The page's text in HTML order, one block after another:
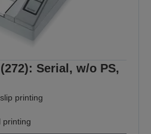
Serial, w/o PS,
printing
printing